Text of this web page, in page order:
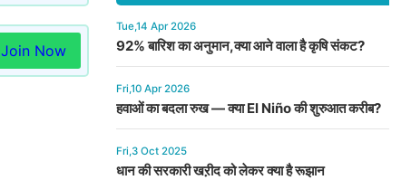
Join Now
Tue,14 Apr 2026
92% बारिश का अनुमान,क्या आने वाला है कृषि संकट?
Fri,10 Apr 2026
हवाओं का बदला रुख — क्या El Niño की शुरुआत करीब?
Fri,3 Oct 2025
धान की सरकारी खऱीद को लेकर क्या है रूझान